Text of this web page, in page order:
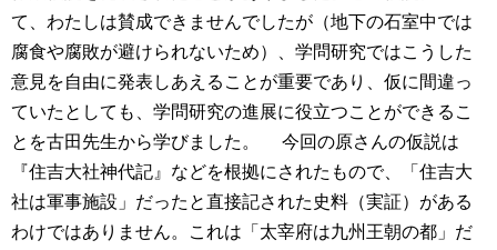
て、わたしは賛成できませんでしたが（地下の石室中では
腐食や腐敗が避けられないため）、学問研究ではこうした
意見を自由に発表しあえることが重要であり、仮に間違っ
ていたとしても、学問研究の進展に役立つことができるこ
とを古田先生から学びました。
今回の原さんの仮説は
『住吉大社神代記』などを根拠にされたもので、「住吉大
社は軍事施設」だったと直接記された史料（実証）がある
わけではありません。これは「太宰府は九州王朝の都」だ